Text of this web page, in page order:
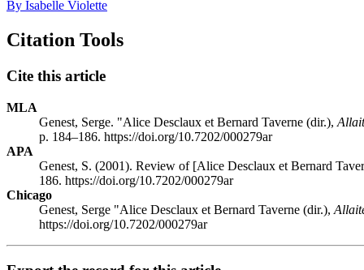
By Isabelle Violette
Citation Tools
Cite this article
MLA
Genest, Serge. "Alice Desclaux et Bernard Taverne (dir.),
p. 184–186. https://doi.org/10.7202/000279ar
APA
Genest, S. (2001). Review of [Alice Desclaux et Bernard
186. https://doi.org/10.7202/000279ar
Chicago
Genest, Serge "Alice Desclaux et Bernard Taverne (dir.),
https://doi.org/10.7202/000279ar